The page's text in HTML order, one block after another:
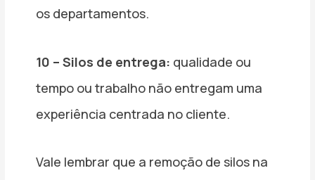
os departamentos.
10 – Silos de entrega: qualidade ou
tempo ou trabalho não entregam uma
experiência centrada no cliente.
Vale lembrar que a remoção de silos na